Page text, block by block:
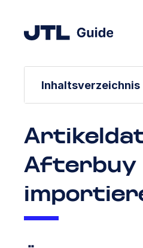
Inhaltsverzeichnis
Afterbuy